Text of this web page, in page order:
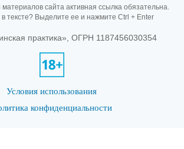
сайта активная ссылка обязательна.
тексте? Выделите ее и нажмите Ctrl + Enter
практика», ОГРН 1187456030354
Условия использования
конфиденциальности